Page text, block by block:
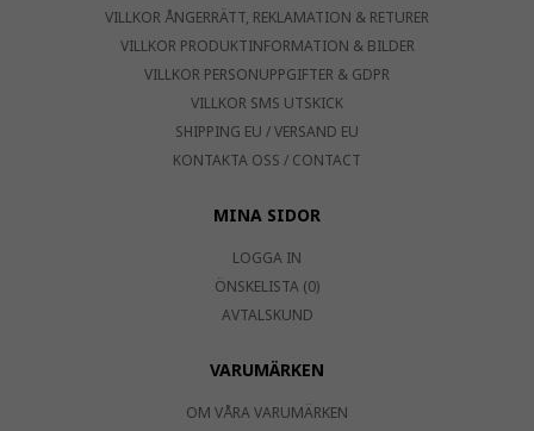
VILLKOR ÅNGERRÄTT, REKLAMATION & RETURER
VILLKOR PRODUKTINFORMATION & BILDER
VILLKOR PERSONUPPGIFTER & GDPR
VILLKOR SMS UTSKICK
SHIPPING EU / VERSAND EU
KONTAKTA OSS / CONTACT
MINA SIDOR
LOGGA IN
ÖNSKELISTA (0)
AVTALSKUND
VARUMÄRKEN
OM VÅRA VARUMÄRKEN